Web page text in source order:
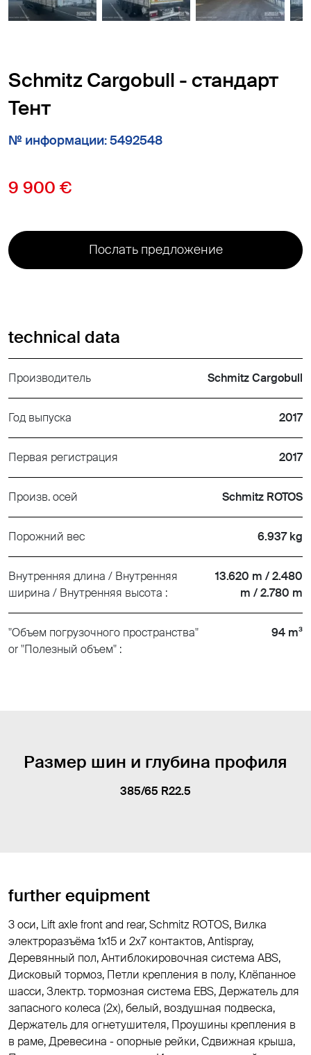
Schmitz Cargobull - стандарт
Тент
№ информации: 5492548
9 900 €
Послать предложение
technical data
Производитель Schmitz Cargobull
Год выпуска 2017
Первая регистрация 2017
Произв. осей Schmitz ROTOS
Порожний вес 6.937 kg
Внутренняя длина / Внутренняя
ширина / Внутренняя высота :
13.620 m / 2.480
m / 2.780 m
"Объем погрузочного пространства"
or "Полезный объем" :
94 m³
Размер шин и глубина профиля
385/65 R22.5
further equipment
3 оси, Lift axle front and rear, Schmitz ROTOS, Вилка
электроразъёма 1х15 и 2x7 контактов, Antispray,
Деревянный пол, Антиблокировочная система ABS,
Дисковый тормоз, Петли крепления в полу, Клёпанное
шасси, Злектр. тормозная система EBS, Держатель для
запасного колеса (2x), белый, воздушная подвеска,
Держатель для огнетушителя, Проушины крепления в
в раме, Древесина - опорные рейки, Сдвижная крыша,